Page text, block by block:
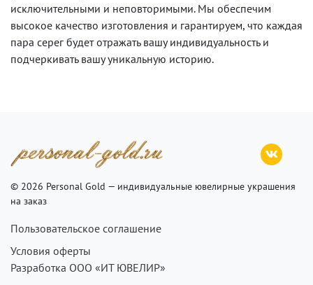
исключительными и неповторимыми. Мы обеспечим
высокое качество изготовления и гарантируем, что каждая
пара серег будет отражать вашу индивидуальность и
подчеркивать вашу уникальную историю.
© 2026 Personal Gold — индивидуальные ювелирные украшения
на заказ
Пользовательское соглашение
Условия оферты
Разработка ООО «ИТ ЮВЕЛИР»